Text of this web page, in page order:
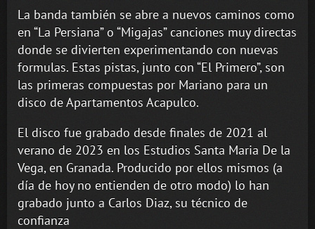
La banda también se abre a nuevos caminos como
en “La Persiana” o “Migajas” canciones muy directas
donde se divierten experimentando con nuevas
formulas. Estas pistas, junto con “El Primero”, son
las primeras compuestas por Mariano para un
disco de Apartamentos Acapulco.
El disco fue grabado desde finales de 2021 al
verano de 2023 en los Estudios Santa Maria De la
Vega, en Granada. Producido por ellos mismos (a
día de hoy no entienden de otro modo) lo han
grabado junto a Carlos Diaz, su técnico de
confianza